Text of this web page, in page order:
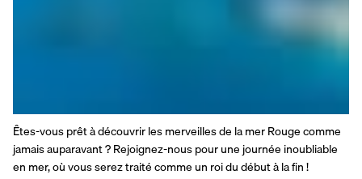
Êtes-vous prêt à découvrir les merveilles de la mer Rouge comme
jamais auparavant ? Rejoignez-nous pour une journée inoubliable
en mer, où vous serez traité comme un roi du début à la fin !